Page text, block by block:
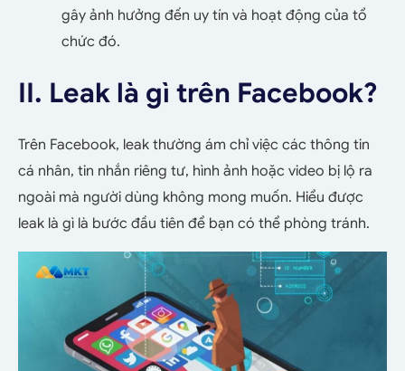
gây ảnh hưởng đến uy tín và hoạt động của tổ
chức đó.
II. Leak là gì trên Facebook?
Trên Facebook, leak thường ám chỉ việc các thông tin
cá nhân, tin nhắn riêng tư, hình ảnh hoặc video bị lộ ra
ngoài mà người dùng không mong muốn. Hiểu được
leak là gì là bước đầu tiên để bạn có thể phòng tránh.